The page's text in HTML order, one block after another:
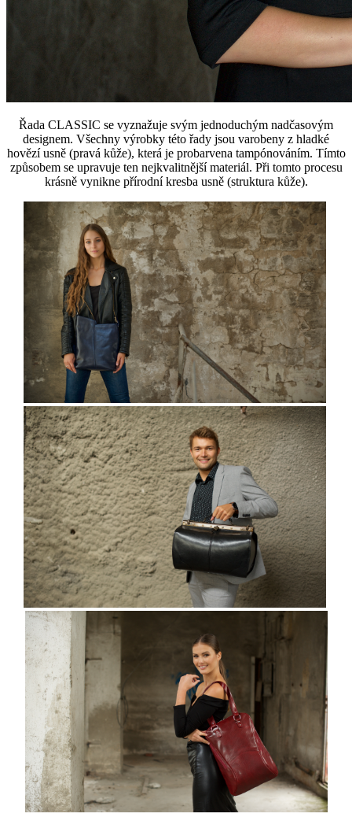
Řada CLASSIC se vyznažuje svým jednoduchým nadčasovým
designem. Všechny výrobky této řady jsou varobeny z hladké
hovězí usně (pravá kůže), která je probarvena tampónováním. Tímto
způsobem se upravuje ten nejkvalitnější materiál. Při tomto procesu
krásně vynikne přírodní kresba usně (struktura kůže).